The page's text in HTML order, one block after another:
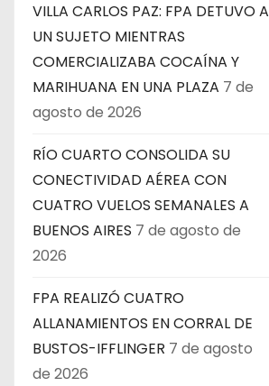
VILLA CARLOS PAZ: FPA DETUVO A
UN SUJETO MIENTRAS
COMERCIALIZABA COCAÍNA Y
MARIHUANA EN UNA PLAZA 7 de
agosto de 2026
RÍO CUARTO CONSOLIDA SU
CONECTIVIDAD AÉREA CON
CUATRO VUELOS SEMANALES A
BUENOS AIRES 7 de agosto de
2026
FPA REALIZÓ CUATRO
ALLANAMIENTOS EN CORRAL DE
BUSTOS-IFFLINGER 7 de agosto
de 2026